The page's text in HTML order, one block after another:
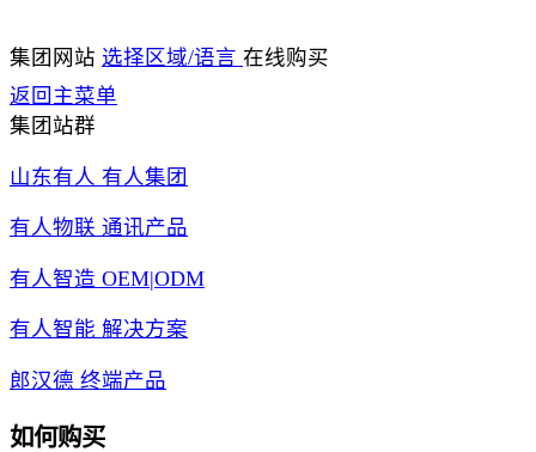
集团网站 选择区域/语言 在线购买
返回主菜单
集团站群
山东有人 有人集团
有人物联 通讯产品
有人智造 OEM|ODM
有人智能 解决方案
郎汉德 终端产品
如何购买